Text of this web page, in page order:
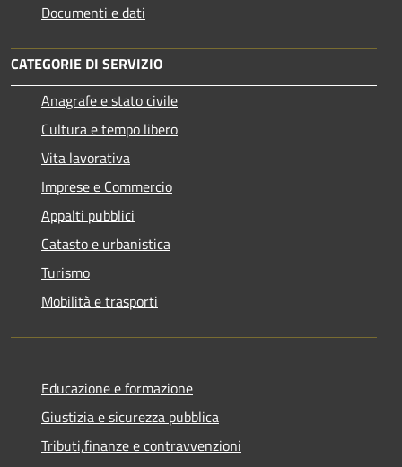
Documenti e dati
CATEGORIE DI SERVIZIO
Anagrafe e stato civile
Cultura e tempo libero
Vita lavorativa
Imprese e Commercio
Appalti pubblici
Catasto e urbanistica
Turismo
Mobilità e trasporti
Educazione e formazione
Giustizia e sicurezza pubblica
Tributi,finanze e contravvenzioni